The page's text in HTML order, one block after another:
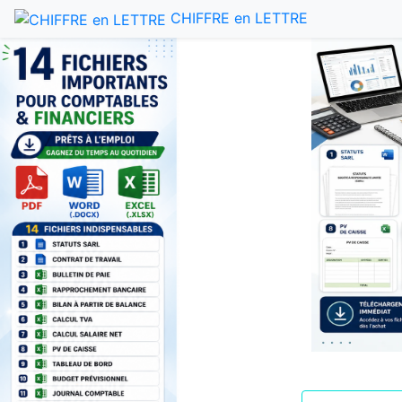
CHIFFRE en LETTRE